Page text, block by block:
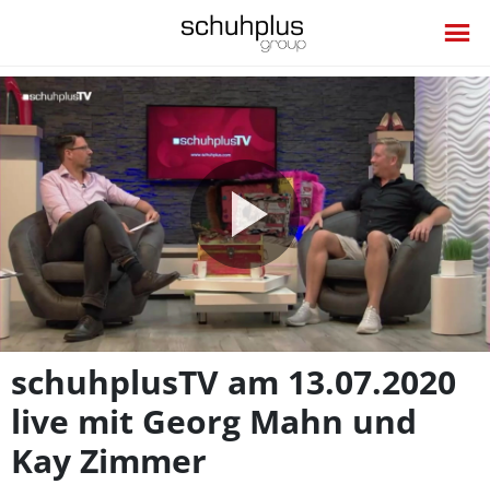
Video
schuhplusTV am 13.07.2020
live mit Georg Mahn und
Kay Zimmer